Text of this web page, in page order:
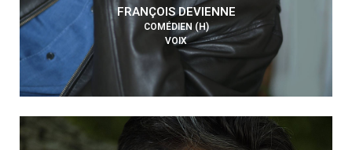
FRANÇOIS DEVIENNE
COMÉDIEN (H)
VOIX